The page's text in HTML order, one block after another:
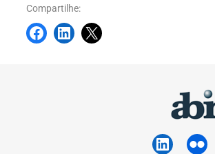
Compartilhe: